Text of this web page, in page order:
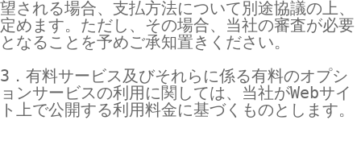
望される場合、支払方法について別途協議の上、
定めます。ただし、その場合、当社の審査が必要
となることを予めご承知置きください。
3．有料サービス及びそれらに係る有料のオプシ
ョンサービスの利用に関しては、当社がWebサイ
ト上で公開する利用料金に基づくものとします。